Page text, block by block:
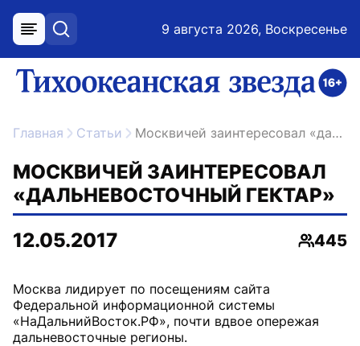
меню поиск 9 августа 2026, Воскресенье
ссылка на главную
Главная Статьи Москвичей заинтересовал «дальневосточный гектар»
МОСКВИЧЕЙ ЗАИНТЕРЕСОВАЛ
«ДАЛЬНЕВОСТОЧНЫЙ ГЕКТАР»
12.05.2017
445
Москва лидирует по посещениям сайта
Федеральной информационной системы
«НаДальнийВосток.РФ», почти вдвое опережая
дальневосточные регионы.